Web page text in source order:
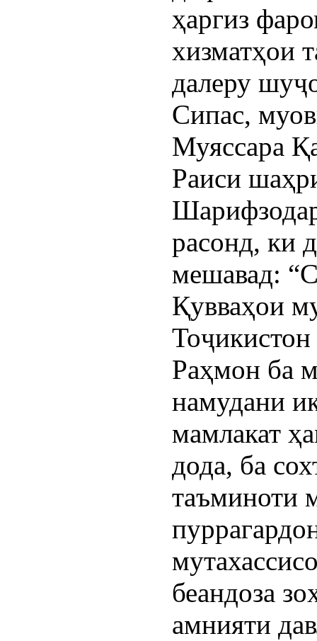
ҳаргиз
хизматҳои
далеру
Сипас,
Муяссара
Раиси
расонд, ки
мешавад:
Қувваҳои
Раҳмон ба
намудани
мамлакат
дода, ба
таъминоти
беандоза
амнияти